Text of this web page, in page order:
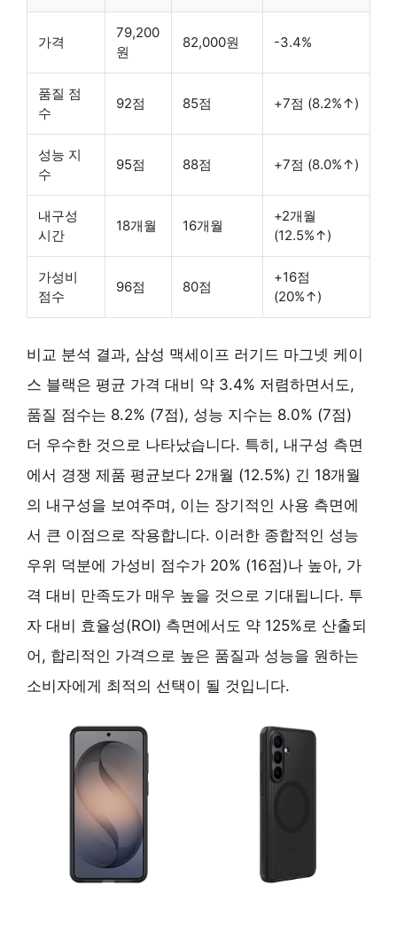
가격
79,200
원
82,000원 -3.4%
품질 점
수
92점 85점 +7점 (8.2%↑)
성능 지
수
95점 88점 +7점 (8.0%↑)
내구성
시간
18개월 16개월
+2개월
(12.5%↑)
가성비
점수
96점 80점
+16점
(20%↑)
비교 분석 결과, 삼성 맥세이프 러기드 마그넷 케이
스 블랙은 평균 가격 대비 약 3.4% 저렴하면서도,
품질 점수는 8.2% (7점), 성능 지수는 8.0% (7점)
더 우수한 것으로 나타났습니다. 특히, 내구성 측면
에서 경쟁 제품 평균보다 2개월 (12.5%) 긴 18개월
의 내구성을 보여주며, 이는 장기적인 사용 측면에
서 큰 이점으로 작용합니다. 이러한 종합적인 성능
우위 덕분에 가성비 점수가 20% (16점)나 높아, 가
격 대비 만족도가 매우 높을 것으로 기대됩니다. 투
자 대비 효율성(ROI) 측면에서도 약 125%로 산출되
어, 합리적인 가격으로 높은 품질과 성능을 원하는
소비자에게 최적의 선택이 될 것입니다.